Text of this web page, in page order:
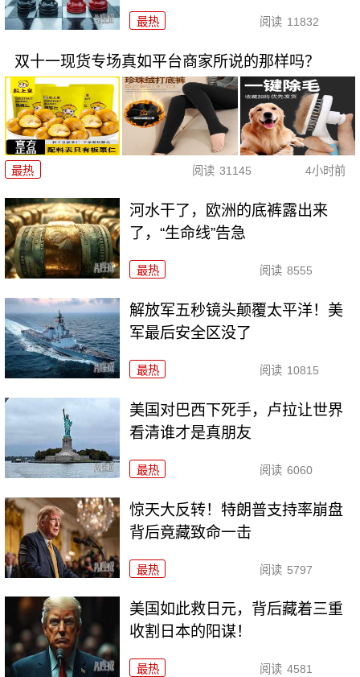
最热 阅读 11832
双十一现货专场真如平台商家所说的那样吗？
最热 阅读 31145 4小时前
河水干了，欧洲的底裤露出来
了，“生命线”告急
最热 阅读 8555
解放军五秒镜头颠覆太平洋！美
军最后安全区没了
最热 阅读 10815
美国对巴西下死手，卢拉让世界
看清谁才是真朋友
最热 阅读 6060
惊天大反转！特朗普支持率崩盘
背后竟藏致命一击
最热 阅读 5797
美国如此救日元，背后藏着三重
收割日本的阳谋！
最热 阅读 4581